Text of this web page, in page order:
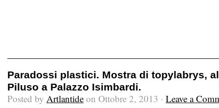
Paradossi plastici. Mostra di topylabrys,
Piluso a Palazzo Isimbardi.
Posted by Artlantide on Ottobre 2, 2013 · Leave a